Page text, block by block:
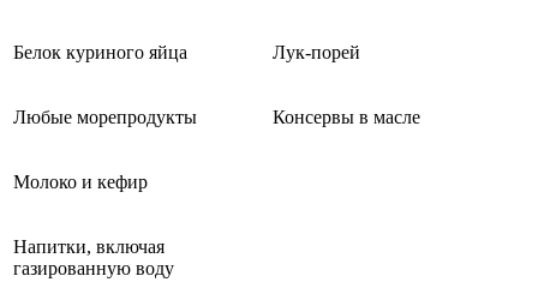
Белок куриного яйца Лук-порей
Любые морепродукты Консервы в масле
Молоко и кефир
Напитки, включая
газированную воду